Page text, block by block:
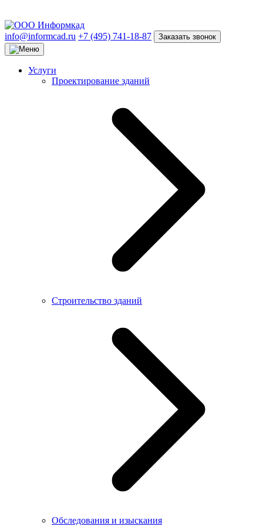
info@informcad.ru +7 (495) 741-18-87 Заказать звонок
Услуги
Проектирование зданий
Строительство зданий
Обследования и изыскания